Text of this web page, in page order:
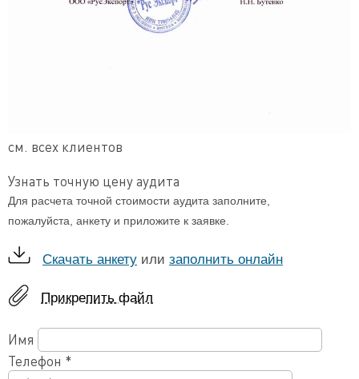
см. всех клиентов
Узнать точную цену аудита
Для расчета точной стоимости аудита заполните,
пожалуйста, анкету и приложите к заявке.
Скачать анкету или заполнить онлайн
Прикрепить файл
Имя
Телефон *